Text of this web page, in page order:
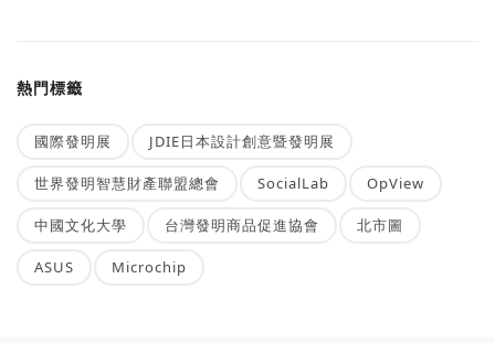
熱門標籤
國際發明展 JDIE日本設計創意暨發明展
世界發明智慧財產聯盟總會 SocialLab OpView
中國文化大學 台灣發明商品促進協會 北市圖
ASUS Microchip